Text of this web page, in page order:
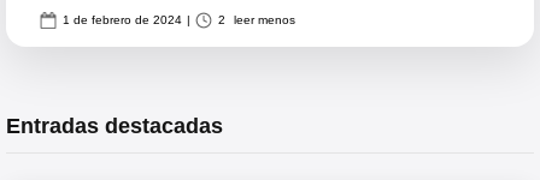
1 de febrero de 2024 | 2 leer menos
Entradas destacadas